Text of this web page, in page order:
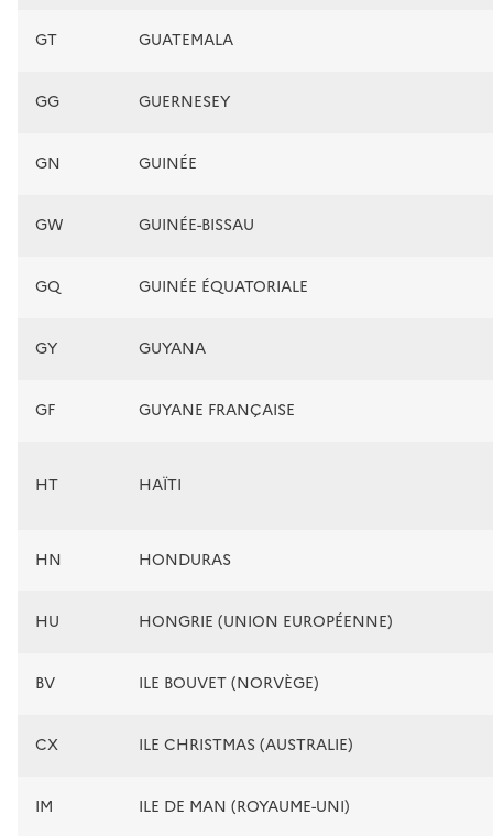
GT GUATEMALA
GG GUERNESEY
GN GUINÉE
GW GUINÉE-BISSAU
GQ GUINÉE ÉQUATORIALE
GY GUYANA
GF GUYANE FRANÇAISE
HT HAÏTI
HN HONDURAS
HU HONGRIE (UNION EUROPÉENNE)
BV ILE BOUVET (NORVÈGE)
CX ILE CHRISTMAS (AUSTRALIE)
IM ILE DE MAN (ROYAUME-UNI)